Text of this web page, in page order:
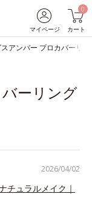
マイページ
0
カート
アンバー プロカバーリ
ーリング
2026/04/02
チュラルメイク｜